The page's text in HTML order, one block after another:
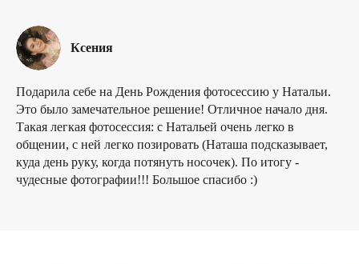
Ксения
Подарила себе на День Рождения фотосессию у Натальи.
Это было замечательное решение! Отличное начало дня.
Такая легкая фотосессия: с Натальей очень легко в
общении, с ней легко позировать (Наташа подсказывает,
куда день руку, когда потянуть носочек). По итогу -
чудесные фотографии!!! Большое спасибо :)